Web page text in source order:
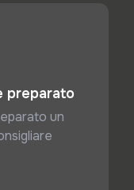
preparato
un